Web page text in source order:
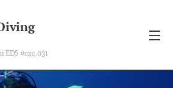
#czc.031